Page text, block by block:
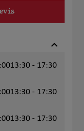
13:30 - 17:30
13:30 - 17:30
13:30 - 17:30